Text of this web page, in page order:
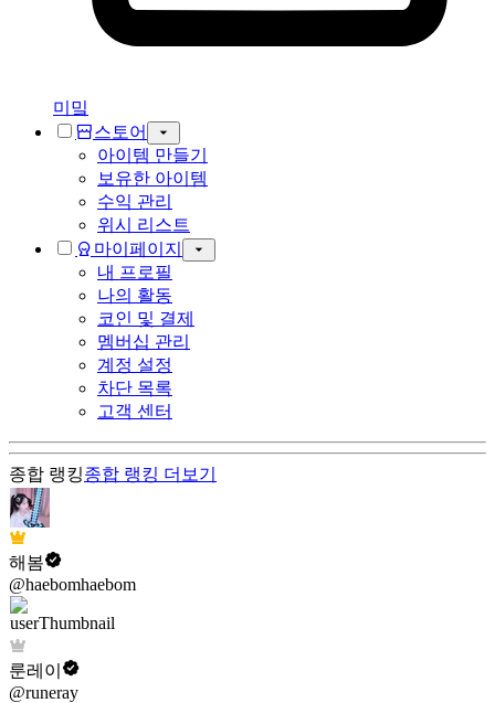
미밐
스토어
아이템 만들기
보유한 아이템
수익 관리
위시 리스트
마이페이지
내 프로필
나의 활동
코인 및 결제
멤버십 관리
계정 설정
차단 목록
고객 센터
종합 랭킹종합 랭킹 더보기
해봄
@haebomhaebom
룬레이
@runeray